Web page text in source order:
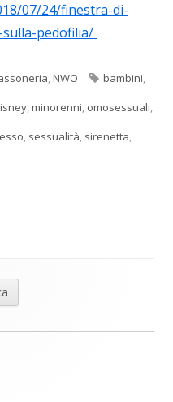
07/24/finestra-di-
pedofilia/
,NWO Tag
bambini,
,minorenni, omosessuali,
, sessualità, sirenetta,